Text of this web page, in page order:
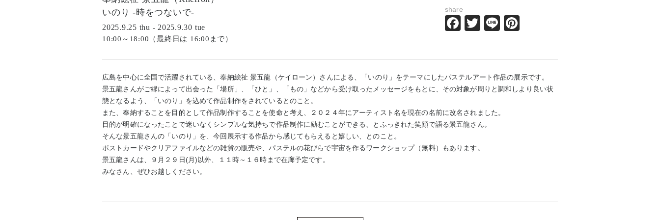
いのり -時をつないで-
2025.9.25 thu - 2025.9.30 tue
10:00～18:00（最終日は 16:00まで）
share
Facebook
Twitter
Line
広島を中心に全国で活躍されている、奉納絵祉 景五龍（ケイローン）さんによる、「いのり」をテーマにしたパステルアート作品の展示です。
景五龍さんがご縁によって出会った「場所」、「ひと」、「もの」などから受け取ったメッセージをもとに、その対象が周りと調和しより良い状
態となるよう、「いのり」を込めて作品制作をされているとのこと。
また、奉納することを目的として作品制作することを使命と考え、２０２４年にアーティスト名を現在の名前に改名されました。
目的が明確になったことで迷いなくシンプルな気持ちで作品制作に励むことができる、とふっきれた笑顔で語る景五龍さん。
そんな景五龍さんの「いのり」を、今回展示する作品から感じてもらえると嬉しい、とのこと。
ポストカードやクリアファイルなどの雑貨の販売や、パステルの花びらで宇宙を作るワークショップ（無料）もあります。
景五龍さんは、９月２９日(月)以外、１１時～１６時まで在廊予定です。
みなさん、ぜひお越しください。